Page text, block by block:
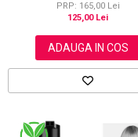
PRP: 165,00 Lei
125,00 Lei
ADAUGA IN COS